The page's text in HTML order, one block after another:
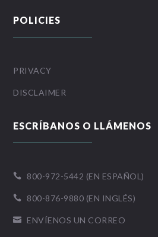
POLICIES
PRIVACY
DISCLAIMER
ESCRÍBANOS O LLÁMENOS
 800-972-5442 (EN ESPAÑOL)
 800-876-9880 (EN INGLÉS)
 ENVÍENOS UN CORREO